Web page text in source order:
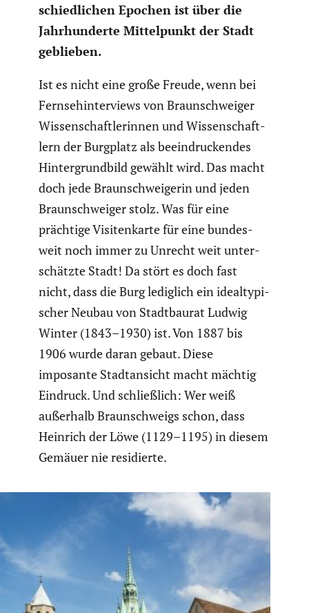
schied­li­chen Epochen ist über die
Jahrhun­derte Mittel­punkt der Stadt
geblieben.
Ist es nicht eine große Freude, wenn bei
Fernseh­in­ter­views von Braun­schweiger
Wissen­schaft­le­rinnen und Wissen­schaft­
lern der Burgplatz als beein­dru­ckendes
Hinter­grund­bild gewählt wird. Das macht
doch jede Braun­schwei­gerin und jeden
Braun­schweiger stolz.Was für eine
prächtige Visiten­karte für eine bundes­
weit noch immer zu Unrecht weit unter­
schätzte Stadt! Da stört es doch fast
nicht, dass die Burg lediglich ein ideal­ty­pi­
scher Neubau von Stadt­baurat Ludwig
Winter (1843–1930) ist. Von 1887 bis
1906 wurde daran gebaut. Diese
imposante Stadt­an­sicht macht mächtig
Eindruck. Und schließ­lich: Wer weiß
außerhalb Braun­schweigs schon, dass
Heinrich der Löwe (1129–1195) in diesem
Gemäuer nie residierte.